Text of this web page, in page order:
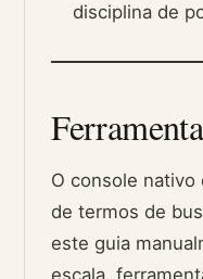
disciplina de
O console nativo
de termos de
este guia